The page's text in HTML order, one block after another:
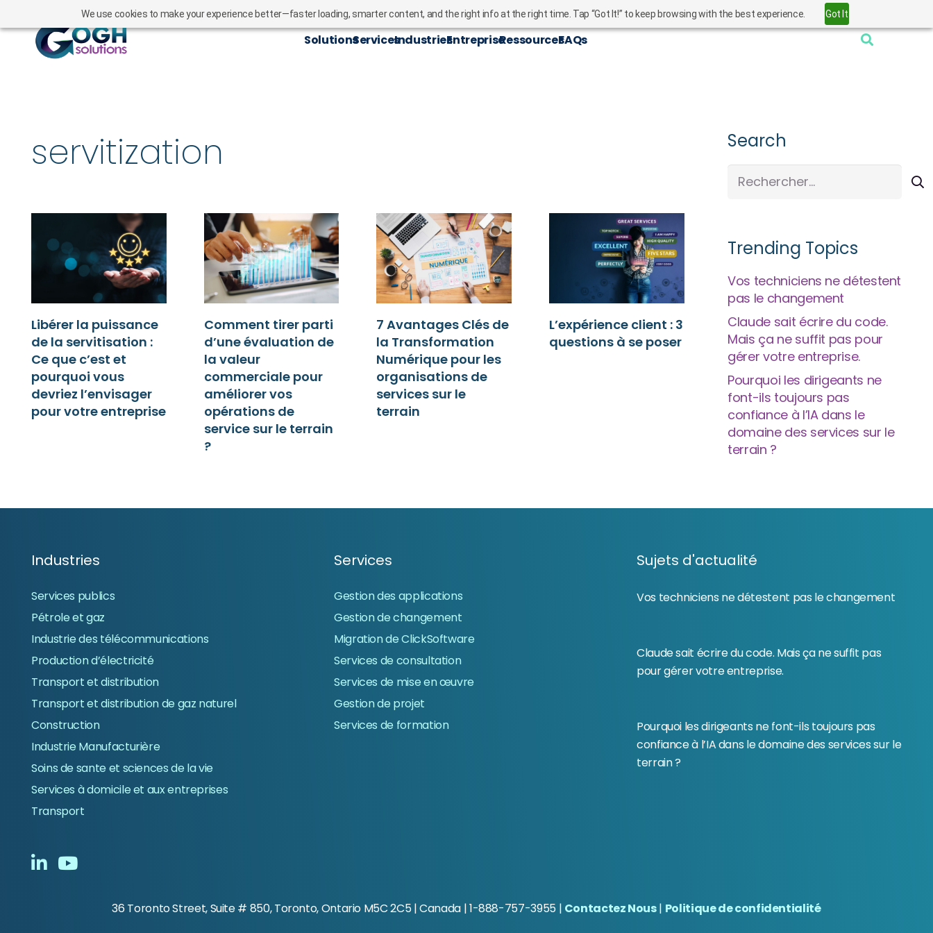
We use cookies to make your experience better—faster loading, smarter content, and the right info at the right time. Tap “Got It!” to keep browsing with the best experience. Got It
SolutionsServicesIndustriesEntrepriseRessourcesFAQs
servitization
Libérer la puissance
de la servitisation :
Ce que c’est et
pourquoi vous
devriez l’envisager
pour votre entreprise
Comment tirer parti
d’une évaluation de
la valeur
commerciale pour
améliorer vos
opérations de
service sur le terrain
?
7 Avantages Clés de
la Transformation
Numérique pour les
organisations de
services sur le
terrain
L’expérience client : 3
questions à se poser
Search
Rechercher :
Trending Topics
Vos techniciens ne détestent
pas le changement
Claude sait écrire du code.
Mais ça ne suffit pas pour
gérer votre entreprise.
Pourquoi les dirigeants ne
font-ils toujours pas
confiance à l’IA dans le
domaine des services sur le
terrain ?
Industries
Services publics
Pétrole et gaz
Industrie des télécommunications
Production d’électricité
Transport et distribution
Transport et distribution de gaz naturel
Construction
Industrie Manufacturière
Soins de sante et sciences de la vie
Services à domicile et aux entreprises
Transport
Services
Gestion des applications
Gestion de changement
Migration de ClickSoftware
Services de consultation
Services de mise en œuvre
Gestion de projet
Services de formation
Sujets d'actualité
Vos techniciens ne détestent pas le changement
Claude sait écrire du code. Mais ça ne suffit pas
pour gérer votre entreprise.
Pourquoi les dirigeants ne font-ils toujours pas
confiance à l’IA dans le domaine des services sur le
terrain ?
36 Toronto Street, Suite # 850, Toronto, Ontario M5C 2C5| Canada | 1-888-757-3955 | Contactez Nous| Politique de confidentialité